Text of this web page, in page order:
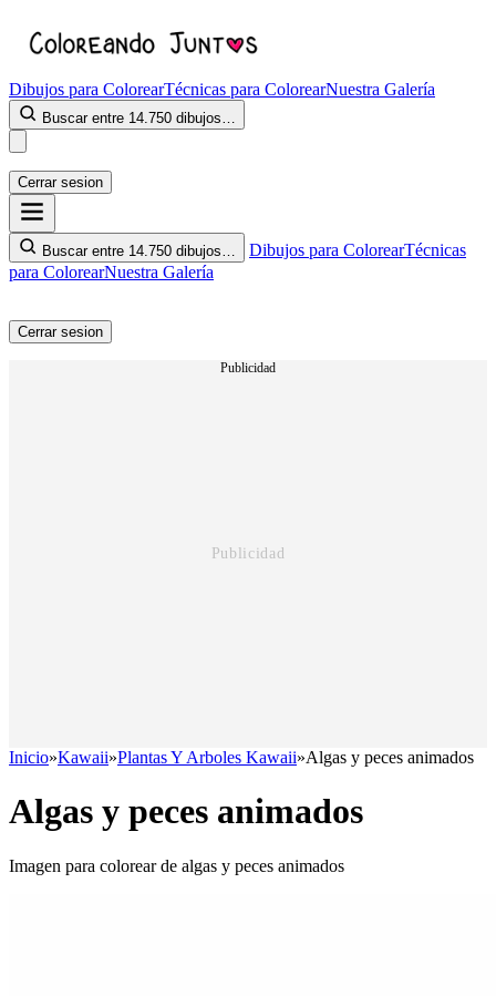
Dibujos para ColorearTécnicas para ColorearNuestra Galería
Buscar entre 14.750 dibujos…
Cerrar sesion
Buscar entre 14.750 dibujos… Dibujos para ColorearTécnicas
para ColorearNuestra Galería
Cerrar sesion
Publicidad
Inicio»Kawaii»Plantas Y Arboles Kawaii»Algas y peces animados
Algas y peces animados
Imagen para colorear de algas y peces animados